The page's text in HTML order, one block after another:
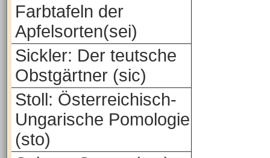
Farbtafeln der
Apfelsorten(sei)
Sickler: Der teutsche
Obstgärtner (sic)
Stoll: Österreichisch-
Ungarische Pomologie
(sto)